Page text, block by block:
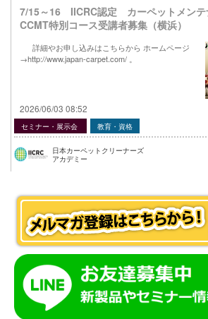
7/15～16 IICRC認定 カーペットメンテ
CCMT特別コース受講者募集（横浜）
詳細やお申し込みはこちらから ホームページ
→http://www.japan-carpet.com/ 。
2026/06/03 08:52
セミナー・展示会 教育・資格
日本カーペットクリーナーズ
アカデミー